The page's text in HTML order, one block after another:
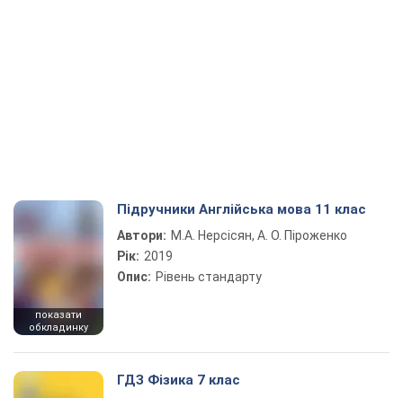
показати
обкладинку
Підручники Англійська мова 11 клас
Автори: М.А. Нерсісян, А. О. Піроженко
Рік: 2019
Опис: Рівень стандарту
ГДЗ Фізика 7 клас